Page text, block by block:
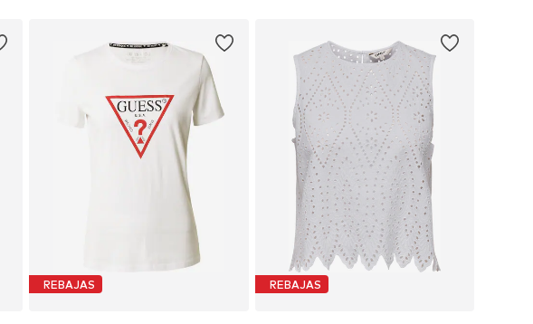
REBAJAS REBAJAS